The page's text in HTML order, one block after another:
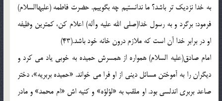
به خدا نزديک تر باشد؟ ما ندانستيم چه بگوييم. حضرت فاطمه (عليهاالسلام)
فرمود: برگرد و به رسول خدا(صلي الله عليه وآله) اعلام کن، کمترين وظيفه
او در برابر خدا آن است که ملازم درون خانه خود باشد.(43)
امام صادق(عليه السلام) همواره از همسرش حميده به خوبي ياد مي کرد و
ديگران را به آموختن مسائل ديني از او فرا مي خواند. «حميده بربريه»، دختر
صاعد بربري اندلسي بود. او ملقب به «لؤلؤه» و کنيه اش «ام محمد» و مادر